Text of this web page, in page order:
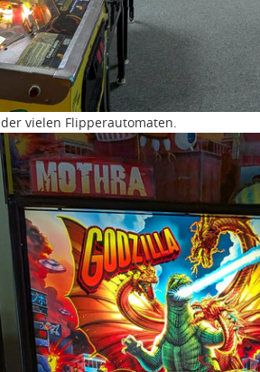
vielen Flipperautomaten.